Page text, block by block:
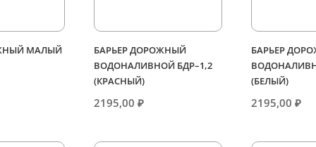
МАЛЫЙ
БАРЬЕР ДОРОЖНЫЙ
ВОДОНАЛИВНОЙ БДР–1,2
(КРАСНЫЙ)
2195,00 ₽
БАРЬЕР
(БЕЛЫЙ)
2195,00 ₽